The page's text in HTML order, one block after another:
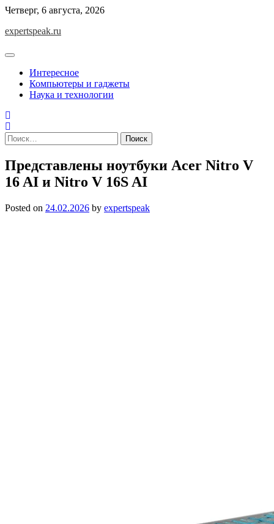
Skip
content
Четверг, 6 августа, 2026
expertspeak.ru
Интересное
Компьютеры и гаджеты
Наука и технологии
Найти:
Представлены ноутбуки Acer Nitro V
16 AI и Nitro V 16S AI
Posted on 24.02.2026 by expertspeak